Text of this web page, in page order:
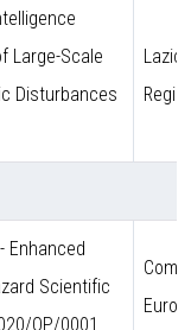
Large-Scale
Disturbances
Lazio
Enhanced
Scientific
OP/0001